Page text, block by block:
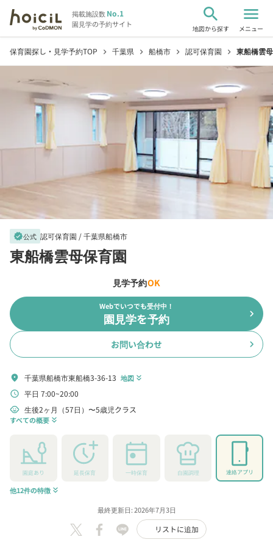
掲載施設数No.1
園見学の予約サイト
search
地図から探す
menu
メニュー
保育園探し・見学予約TOP chevron_right 千葉県 chevron_right 船橋市 chevron_right 認可保育園 chevron_right 東船橋雲
verified公式 認可保育園 /千葉県船橋市
東船橋雲母保育園
見学予約OK
Webでいつでも受付中！
園見学を予約 chevron_right
お問い合わせ chevron_right
location_on 千葉県船橋市東船橋3-36-13 地図 keyboard_double_arrow_down
schedule 平日 7:00~20:00
child_care 生後2ヶ月（57日）〜5歳児クラス
すべての概要 keyboard_double_arrow_down
園庭あり 延長保育 一時保育 自園調理 連絡アプリ
他12件の特徴 keyboard_double_arrow_down
最終更新日: 2026年7月3日
リストに追加